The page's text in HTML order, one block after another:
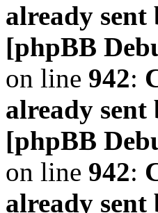
already
[phpBB
on line 942:
already
[phpBB
on line 942:
already